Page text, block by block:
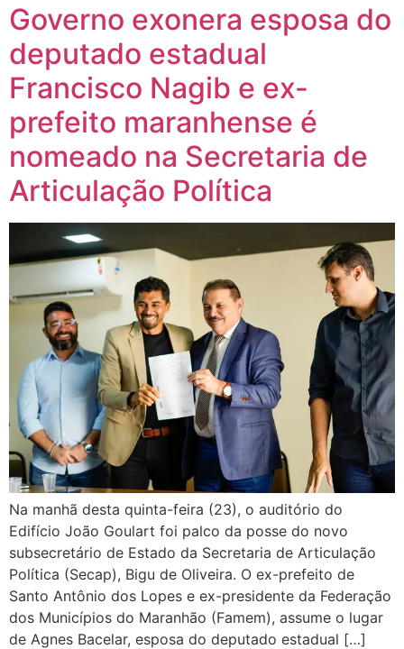
Governo exonera esposa do
deputado estadual
Francisco Nagib e ex-
prefeito maranhense é
nomeado na Secretaria de
Articulação Política
Na manhã desta quinta-feira (23), o auditório do
Edifício João Goulart foi palco da posse do novo
subsecretário de Estado da Secretaria de Articulação
Política (Secap), Bigu de Oliveira. O ex-prefeito de
Santo Antônio dos Lopes e ex-presidente da Federação
dos Municípios do Maranhão (Famem), assume o lugar
de Agnes Bacelar, esposa do deputado estadual […]